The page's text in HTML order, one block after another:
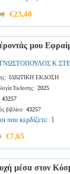
€23,40
μου
ΙΔΙΩΤΙΚΗ ΕΚΔΟΣΗ
Έκδοσης: 2025
43257
βιβλίου: 43257
που κερδίζετε: 1
€7,65
μέσα στον